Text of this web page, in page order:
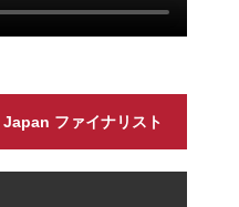
ファイナリスト